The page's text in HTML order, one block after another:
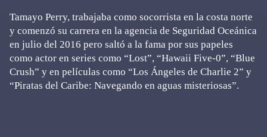
Tamayo Perry, trabajaba como socorrista en la costa norte
y comenzó su carrera en la agencia de Seguridad Oceánica
en julio del 2016 pero saltó a la fama por sus papeles
como actor en series como “Lost”, “Hawaii Five-0”, “Blue
Crush” y en películas como “Los Ángeles de Charlie 2” y
“Piratas del Caribe: Navegando en aguas misteriosas”.